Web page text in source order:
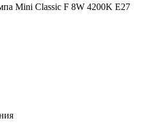
Mini Classic F 8W 4200K E27